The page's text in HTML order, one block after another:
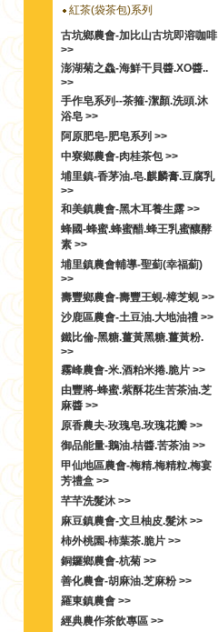
紅茶(袋茶包)系列
古坑鄉農會-加比山古坑即溶咖啡
>>
澎湖菊之鱻-海鮮干貝醬.XO醬..
>>
手作皂系列--茶箍-潔顏.洗頭.沐
浴皂 >>
阿原肥皂-肥皂系列 >>
中寮鄉農會-肉桂茶包 >>
埔里鎮-香茅油.皂.麒麟膏.豆腐乳
>>
和美鎮農會-黑木耳養生露 >>
蜂國-蜂蜜.蜂蜜醋.蜂王乳蜜釀酵
素 >>
埔里鎮農會輔導-聖薊(幸福薊)
>>
壽豐鄉農會-壽豐王蜆-樟芝蜆 >>
沙鹿區農會-土豆油.大地油禮 >>
鐵比倫-黑糖.薑黃黑糖.薑黃粉.
>>
霧峰農會-米.酒粕米捲.脆片 >>
由豐將-蜂蜜.紫酥花生苦茶油.芝
麻醬 >>
原香農夫-玫瑰皂.玫瑰花瓣 >>
御品能量-鵝油.桔醬.苦茶油 >>
甲仙地區農會-梅精.梅精粒.梅宴
芳禮盒 >>
芊芊洗髮沐 >>
麻豆鎮農會-文旦柚皮.髮沐 >>
柿外桃園-柿葉茶.脆片 >>
銅鑼鄉農會-杭菊 >>
善化農會-胡麻油.芝麻粉 >>
羅東鎮農會 >>
經典農作茶飲專區 >>